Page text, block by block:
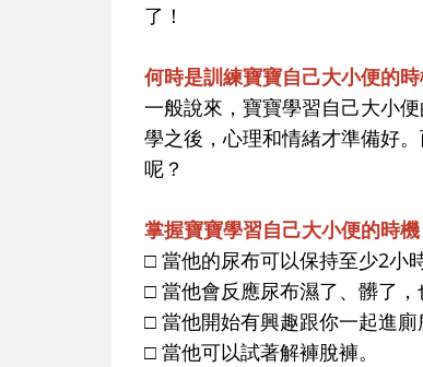
了！
何時是訓練寶寶自己大小便的時
一般說來，寶寶學習自己大小
學之後，心理和情緒才準備好
呢？
掌握寶寶學習自己大小便的時機
□ 當他的尿布可以保持至少2小
□ 當他會反應尿布濕了、髒了，
□ 當他開始有興趣跟你一起進廁
□ 當他可以試著解褲脫褲。